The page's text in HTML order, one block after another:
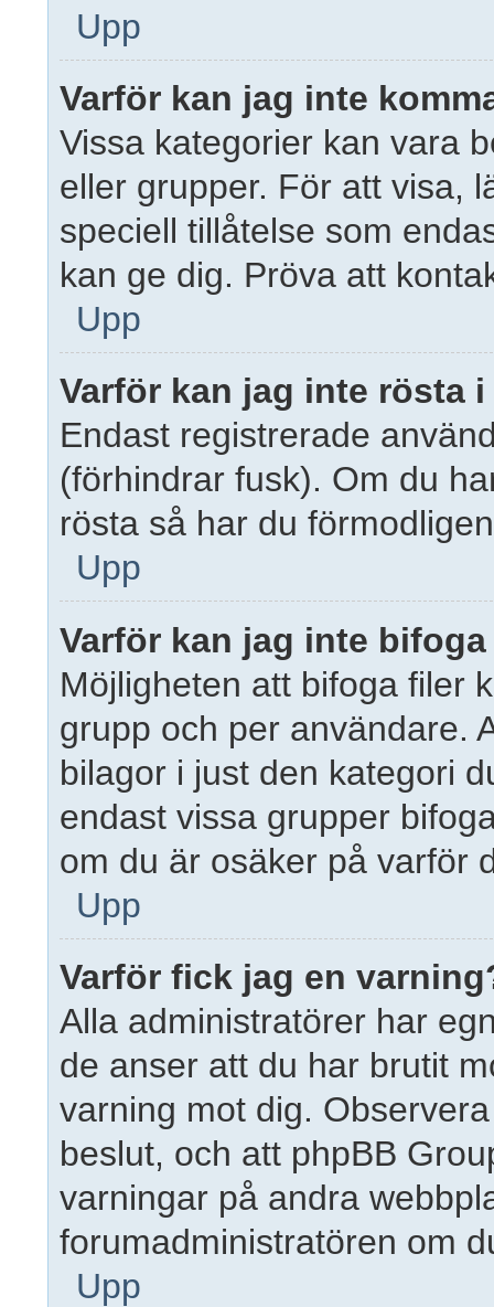
Upp
Varför kan jag inte
Vissa kategorier kan vara
eller grupper. För att visa,
speciell tillåtelse som
kan ge dig. Pröva att
Upp
Varför kan jag inte rösta
Endast registrerade
(förhindrar fusk). Om du
rösta så har du
Upp
Varför kan jag inte
Möjligheten att bifoga filer
grupp och per användare.
bilagor i just den kategori
endast vissa grupper
om du är osäker på varför
Upp
Varför fick jag en
Alla administratörer har
de anser att du har brutit
varning mot dig.
beslut, och att phpBB
varningar på andra
forumadministratören om
Upp